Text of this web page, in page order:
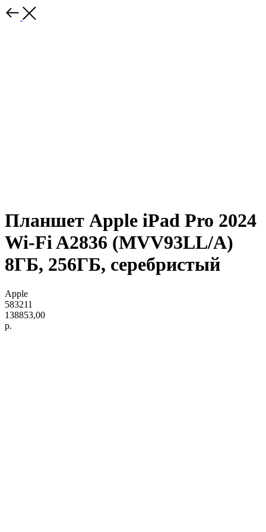
Планшет Apple iPad Pro 2024
Wi-Fi A2836 (MVV93LL/A)
8ГБ, 256ГБ, серебристый
Apple
583211
138853,00
р.